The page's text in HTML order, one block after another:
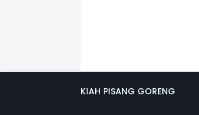
KIAH PISANG GORENG